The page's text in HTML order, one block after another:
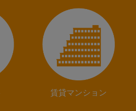
賃貸マンション